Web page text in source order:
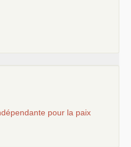
pour la paix